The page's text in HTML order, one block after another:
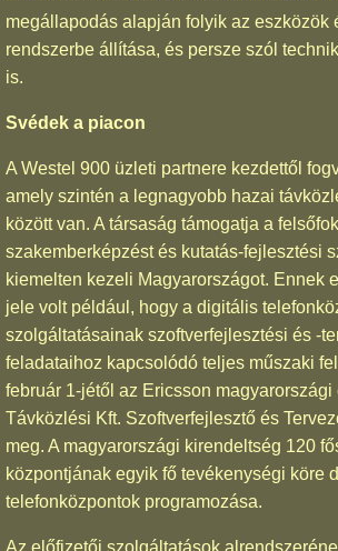
megállapodás alapján folyik az eszközök
rendszerbe állítása, és persze szól
is.
Svédek a piacon
A Westel 900 üzleti partnere kezdettől
amely szintén a legnagyobb hazai
között van. A társaság támogatja a
szakemberképzést és kutatás-fejlesztési
kiemelten kezeli Magyarországot. Ennek
jele volt például, hogy a digitális
szolgáltatásainak szoftverfejlesztési és -
feladataihoz kapcsolódó teljes műszaki
február 1-jétől az Ericsson
Távközlési Kft. Szoftverfejlesztő és
meg. A magyarországi kirendeltség 120
központjának egyik fő tevékenységi köre
telefonközpontok programozása.
Az előfizetői szolgáltatások